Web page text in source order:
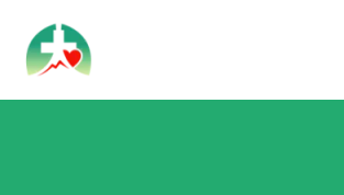
treści
Wojewódzki Szpital
Św. Rafała w Czerwonej